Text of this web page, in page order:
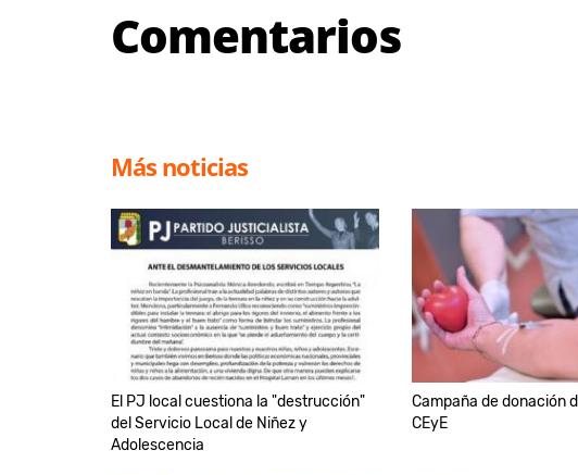
Comentarios
Más noticias
El PJ local cuestiona la "destrucción"
del Servicio Local de Niñez y
Adolescencia
Campaña de donación
CEyE